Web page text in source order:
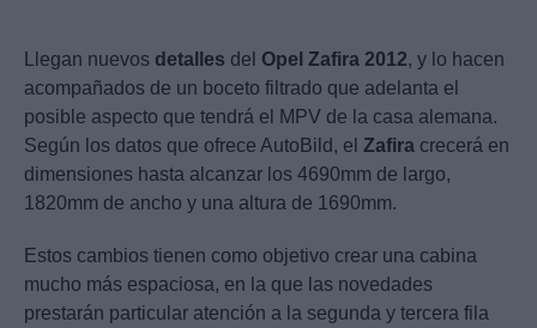
Llegan nuevos detalles del Opel Zafira 2012, y lo hacen
acompañados de un boceto filtrado que adelanta el
posible aspecto que tendrá el MPV de la casa alemana.
Según los datos que ofrece AutoBild, el Zafira crecerá en
dimensiones hasta alcanzar los 4690mm de largo,
1820mm de ancho y una altura de 1690mm.
Estos cambios tienen como objetivo crear una cabina
mucho más espaciosa, en la que las novedades
prestarán particular atención a la segunda y tercera fila